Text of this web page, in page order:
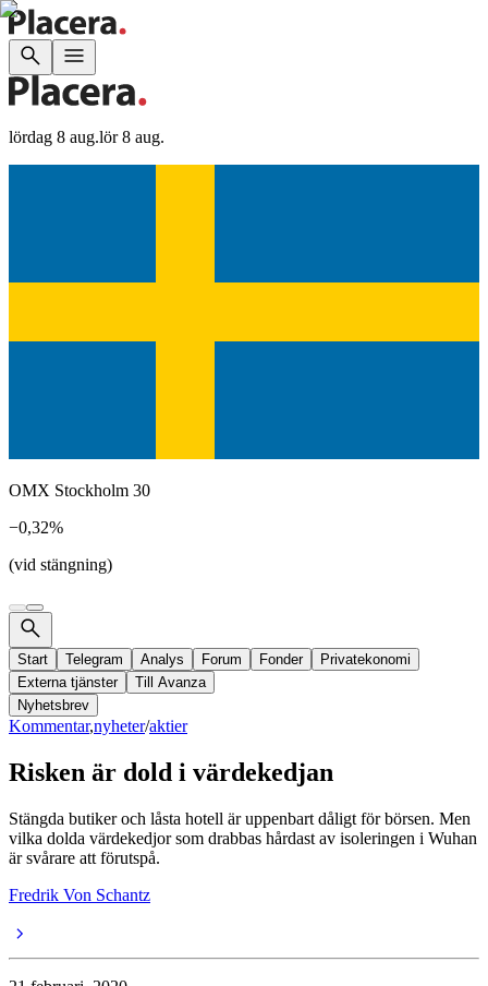
lördag 8 aug.lör 8 aug.
OMX Stockholm 30
−0,32%
(vid stängning)
Start Telegram Analys Forum Fonder
Privatekonomi
Externa tjänster
Till Avanza
Nyhetsbrev
Kommentar,nyheter/aktier
Risken är dold i värdekedjan
Stängda butiker och låsta hotell är uppenbart dåligt för börsen. Men
vilka dolda värdekedjor som drabbas hårdast av isoleringen i Wuhan
är svårare att förutspå.
Fredrik Von Schantz